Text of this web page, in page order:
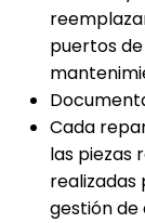
puertos
Cada
las piezas
realizadas
gestión de